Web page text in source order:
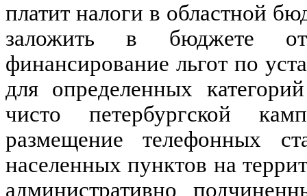
платит налоги в областной
заложить в бюджете
финансирование льгот по
для определенных
чисто петербургской
размещение телефонных
населенных пунктов на
административно